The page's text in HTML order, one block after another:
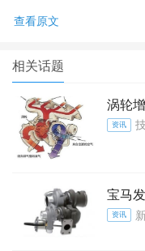
查看原文
相关话题
涡轮
资讯
宝马
资讯